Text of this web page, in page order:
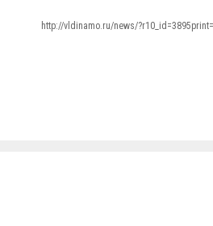
http://vldinamo.ru/news/